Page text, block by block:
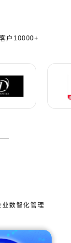
户10000+
数智化管理